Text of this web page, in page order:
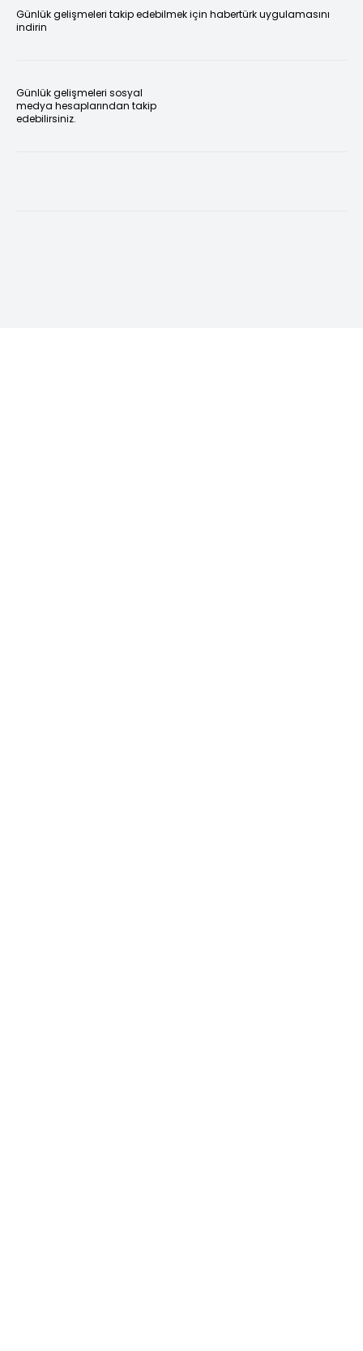
Günlük gelişmeleri takip edebilmek için habertürk uygulamasını
indirin
Günlük gelişmeleri sosyal
medya hesaplarından takip
edebilirsiniz.